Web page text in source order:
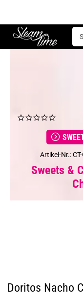
Steam time
Sweets & Candies
Artikel-Nr.:
Sweets &
Doritos Nacho